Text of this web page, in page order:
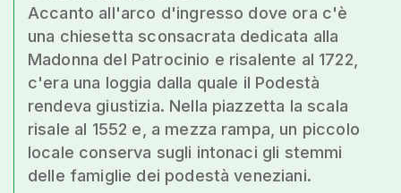
Accanto all'arco d'ingresso dove ora c'è
una chiesetta sconsacrata dedicata alla
Madonna del Patrocinio e risalente al 1722,
c'era una loggia dalla quale il Podestà
rendeva giustizia. Nella piazzetta la scala
risale al 1552 e, a mezza rampa, un piccolo
locale conserva sugli intonaci gli stemmi
delle famiglie dei podestà veneziani.